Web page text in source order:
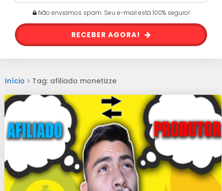
Não enviamos spam. Seu e-mail está 100% seguro!
RECEBER AGORA!
Início Tag: afiliado monetizze